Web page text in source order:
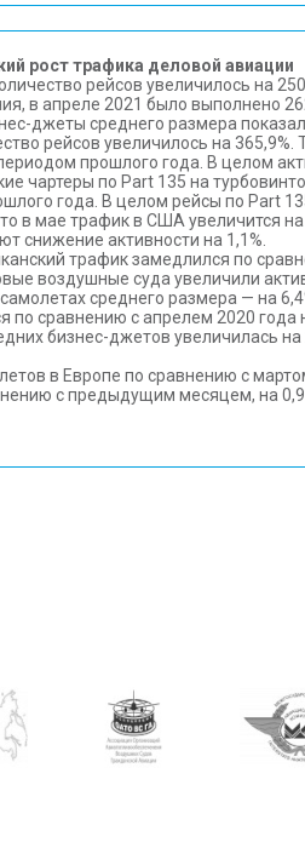
рост трафика деловой авиации
рейсов увеличилось на
в апреле 2021 было выполнено
джеты среднего размера
рейсов увеличилось на
прошлого года. В целом
чартеры по Part 135 на
года. В целом рейсы по Part
в мае трафик в США увеличится
снижение активности на 1,1%.
трафик замедлился по
воздушные суда увеличили
среднего размера — на
по сравнению с апрелем 2020
бизнес-джетов увеличилась
в Европе по сравнению с
с предыдущим месяцем, на